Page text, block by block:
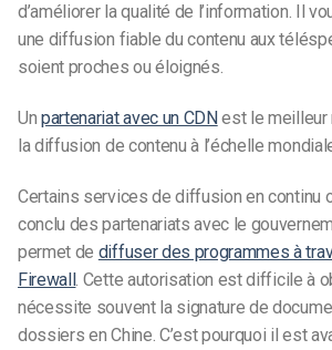
d’améliorer la qualité de l’information. Il
une diffusion fiable du contenu aux
soient proches ou éloignés.
Unpartenariat avec un CDNest le meilleur
la diffusion de contenu à l’échelle
Certains services de diffusion en continu
conclu des partenariats avec le
permet de diffuser des programmes à
Firewall. Cette autorisation est difficile à
nécessite souvent la signature de
dossiers en Chine. C’est pourquoi il est